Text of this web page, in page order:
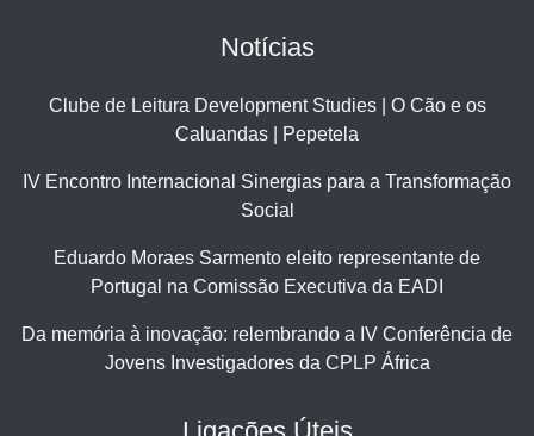
Notícias
Clube de Leitura Development Studies | O Cão e os
Caluandas | Pepetela
IV Encontro Internacional Sinergias para a Transformação
Social
Eduardo Moraes Sarmento eleito representante de
Portugal na Comissão Executiva da EADI
Da memória à inovação: relembrando a IV Conferência de
Jovens Investigadores da CPLP África